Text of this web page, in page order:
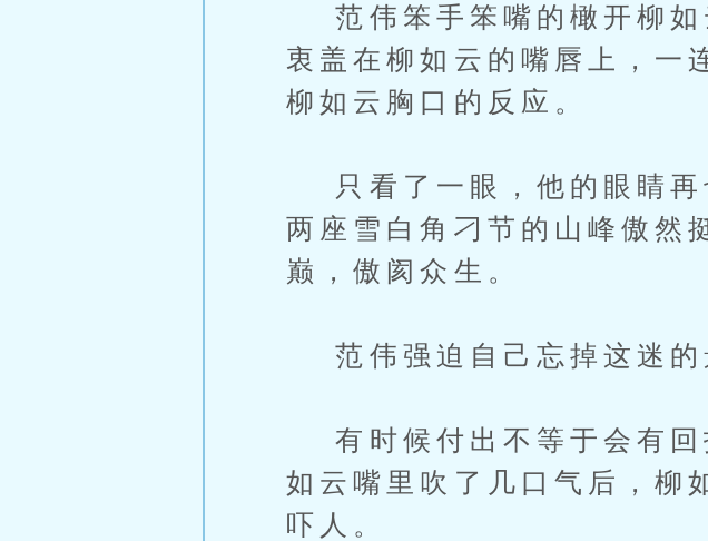
范伟笨手笨嘴的橄开柳如
衷盖在柳如云的嘴唇上，一
柳如云胸口的反应。
只看了一眼，他的眼睛再
两座雪白角刁节的山峰傲然
巅，傲阂众生。
范伟强迫自己忘掉这迷的
有时候付出不等于会有回
如云嘴里吹了几口气后，柳
吓人。